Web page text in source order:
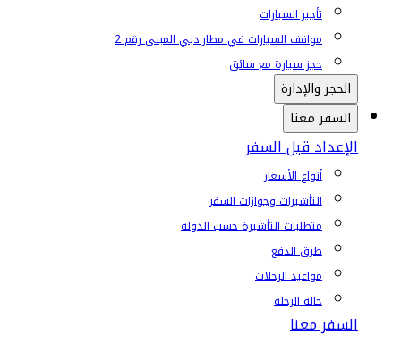
تأجير السيارات
مواقف السيارات في مطار دبي المبنى رقم 2
حجز سيارة مع سائق
الحجز والإدارة
السفر معنا
الإعداد قبل السفر
أنواع الأسعار
التأشيرات وجوازات السفر
متطلبات التأشيرة حسب الدولة
طرق الدفع
مواعيد الرحلات
حالة الرحلة
السفر معنا